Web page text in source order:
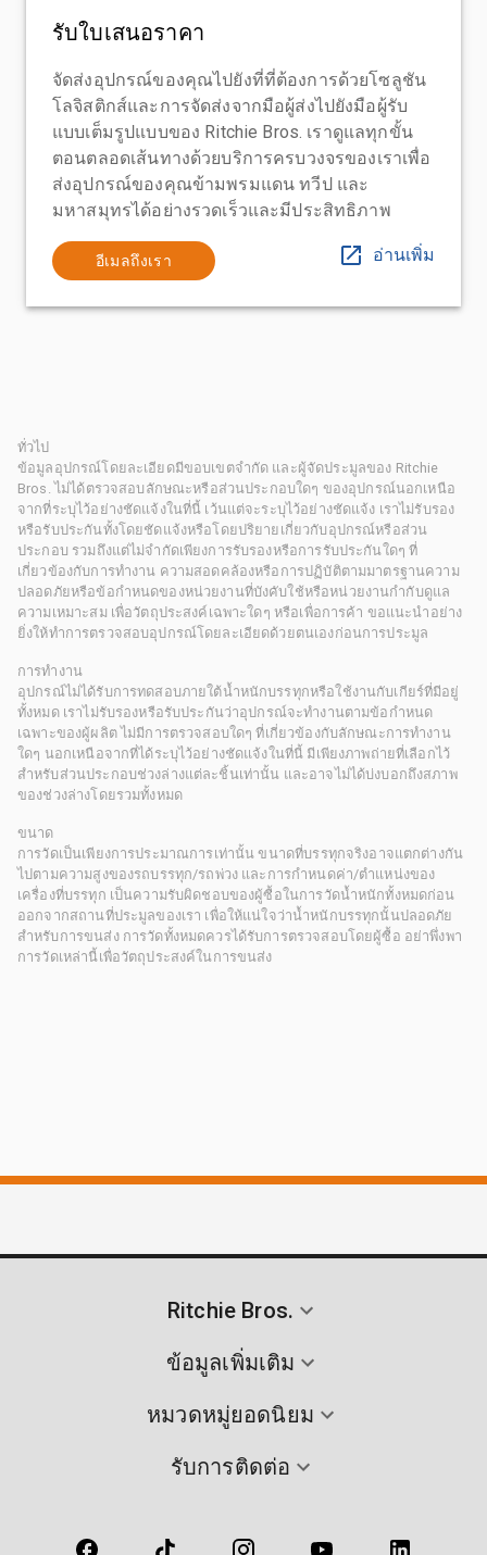
รับใบเสนอราคา
จัดส่งอุปกรณ์ของคุณไปยังที่ที่ต้องการด้วยโซลูชัน
โลจิสติกส์และการจัดส่งจากมือผู้ส่งไปยังมือผู้รับ
แบบเต็มรูปแบบของ Ritchie Bros. เราดูแลทุกขั้น
ตอนตลอดเส้นทางด้วยบริการครบวงจรของเราเพื่อ
ส่งอุปกรณ์ของคุณข้ามพรมแดน ทวีป และ
มหาสมุทรได้อย่างรวดเร็วและมีประสิทธิภาพ
อีเมลถึงเรา อ่านเพิ่ม
ทั่วไป
ข้อมูลอุปกรณ์โดยละเอียดมีขอบเขตจำกัด และผู้จัดประมูลของ Ritchie
Bros. ไม่ได้ตรวจสอบลักษณะหรือส่วนประกอบใดๆ ของอุปกรณ์นอกเหนือ
จากที่ระบุไว้อย่างชัดแจ้งในที่นี้ เว้นแต่จะระบุไว้อย่างชัดแจ้ง เราไม่รับรอง
หรือรับประกันทั้งโดยชัดแจ้งหรือโดยปริยายเกี่ยวกับอุปกรณ์หรือส่วน
ประกอบ รวมถึงแต่ไม่จำกัดเพียงการรับรองหรือการรับประกันใดๆ ที่
เกี่ยวข้องกับการทำงาน ความสอดคล้องหรือการปฏิบัติตามมาตรฐานความ
ปลอดภัยหรือข้อกำหนดของหน่วยงานที่บังคับใช้หรือหน่วยงานกำกับดูแล
ความเหมาะสม เพื่อวัตถุประสงค์เฉพาะใดๆ หรือเพื่อการค้า ขอแนะนำอย่าง
ยิ่งให้ทำการตรวจสอบอุปกรณ์โดยละเอียดด้วยตนเองก่อนการประมูล
การทำงาน
อุปกรณ์ไม่ได้รับการทดสอบภายใต้น้ำหนักบรรทุกหรือใช้งานกับเกียร์ที่มีอยู่
ทั้งหมด เราไม่รับรองหรือรับประกันว่าอุปกรณ์จะทำงานตามข้อกำหนด
เฉพาะของผู้ผลิต ไม่มีการตรวจสอบใดๆ ที่เกี่ยวข้องกับลักษณะการทำงาน
ใดๆ นอกเหนือจากที่ได้ระบุไว้อย่างชัดแจ้งในที่นี้ มีเพียงภาพถ่ายที่เลือกไว้
สำหรับส่วนประกอบช่วงล่างแต่ละชิ้นเท่านั้น และอาจไม่ได้บ่งบอกถึงสภาพ
ของช่วงล่างโดยรวมทั้งหมด
ขนาด
การวัดเป็นเพียงการประมาณการเท่านั้น ขนาดที่บรรทุกจริงอาจแตกต่างกัน
ไปตามความสูงของรถบรรทุก/รถพ่วง และการกำหนดค่า/ตำแหน่งของ
เครื่องที่บรรทุก เป็นความรับผิดชอบของผู้ซื้อในการวัดน้ำหนักทั้งหมดก่อน
ออกจากสถานที่ประมูลของเรา เพื่อให้แน่ใจว่าน้ำหนักบรรทุกนั้นปลอดภัย
สำหรับการขนส่ง การวัดทั้งหมดควรได้รับการตรวจสอบโดยผู้ซื้อ อย่าพึ่งพา
การวัดเหล่านี้เพื่อวัตถุประสงค์ในการขนส่ง
Ritchie Bros.
ข้อมูลเพิ่มเติม
หมวดหมู่ยอดนิยม
รับการติดต่อ